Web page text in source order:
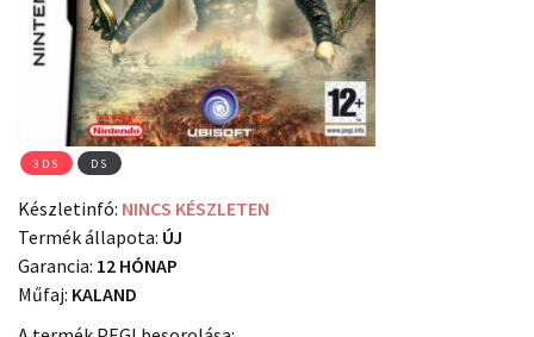
3DS DS
Készletinfó: NINCS KÉSZLETEN
Termék állapota: ÚJ
Garancia: 12 HÓNAP
Műfaj: KALAND